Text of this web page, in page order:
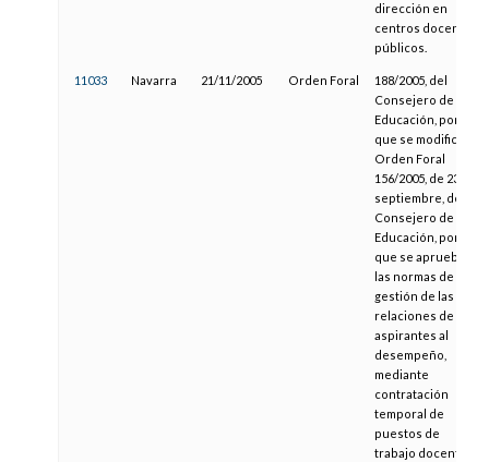
dirección en
centros docentes
públicos.
11033 Navarra 21/11/2005 Orden Foral
188/2005, del
Consejero de
Educación, por la
que se modifica la
Orden Foral
156/2005, de 23 de
septiembre, del
Consejero de
Educación, por la
que se aprueban
las normas de
gestión de las
relaciones de
aspirantes al
desempeño,
mediante
contratación
temporal de
puestos de
trabajo docentes